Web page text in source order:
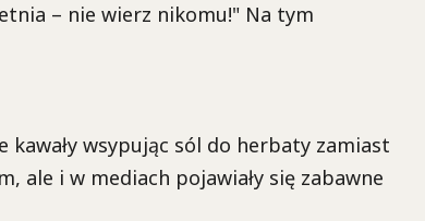
– nie wierz nikomu!" Na tym
wsypując sól do herbaty zamiast
ale i w mediach pojawiały się zabawne